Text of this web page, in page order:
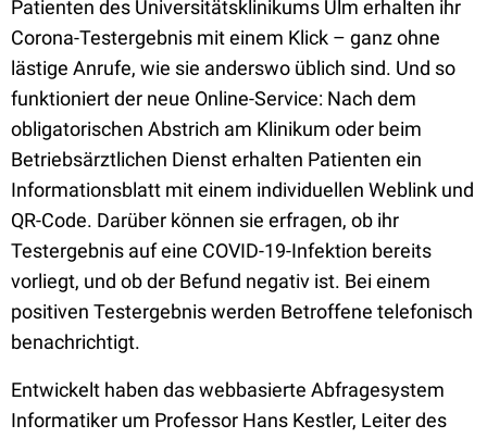
Patienten des Universitätsklinikums Ulm erhalten ihr
Corona-Testergebnis mit einem Klick – ganz ohne
lästige Anrufe, wie sie anderswo üblich sind. Und so
funktioniert der neue Online-Service: Nach dem
obligatorischen Abstrich am Klinikum oder beim
Betriebsärztlichen Dienst erhalten Patienten ein
Informationsblatt mit einem individuellen Weblink und
QR-Code. Darüber können sie erfragen, ob ihr
Testergebnis auf eine COVID-19-Infektion bereits
vorliegt, und ob der Befund negativ ist. Bei einem
positiven Testergebnis werden Betroffene telefonisch
benachrichtigt.
Entwickelt haben das webbasierte Abfragesystem
Informatiker um Professor Hans Kestler, Leiter des